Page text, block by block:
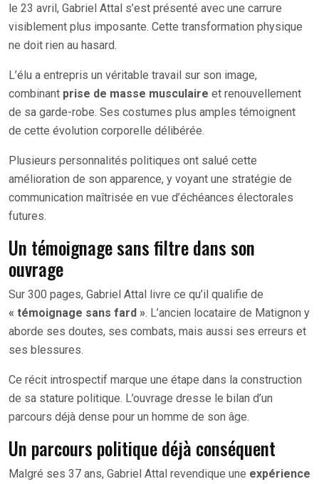
le 23 avril, Gabriel Attal s’est présenté avec une carrure
visiblement plus imposante. Cette transformation physique
ne doit rien au hasard.
L’élu a entrepris un véritable travail sur son image,
combinant prise de masse musculaire et renouvellement
de sa garde-robe. Ses costumes plus amples témoignent
de cette évolution corporelle délibérée.
Plusieurs personnalités politiques ont salué cette
amélioration de son apparence, y voyant une stratégie de
communication maîtrisée en vue d’échéances électorales
futures.
Un témoignage sans filtre dans son
ouvrage
Sur 300 pages, Gabriel Attal livre ce qu’il qualifie de
« témoignage sans fard ». L’ancien locataire de Matignon y
aborde ses doutes, ses combats, mais aussi ses erreurs et
ses blessures.
Ce récit introspectif marque une étape dans la construction
de sa stature politique. L’ouvrage dresse le bilan d’un
parcours déjà dense pour un homme de son âge.
Un parcours politique déjà conséquent
Malgré ses 37 ans, Gabriel Attal revendique une expérience